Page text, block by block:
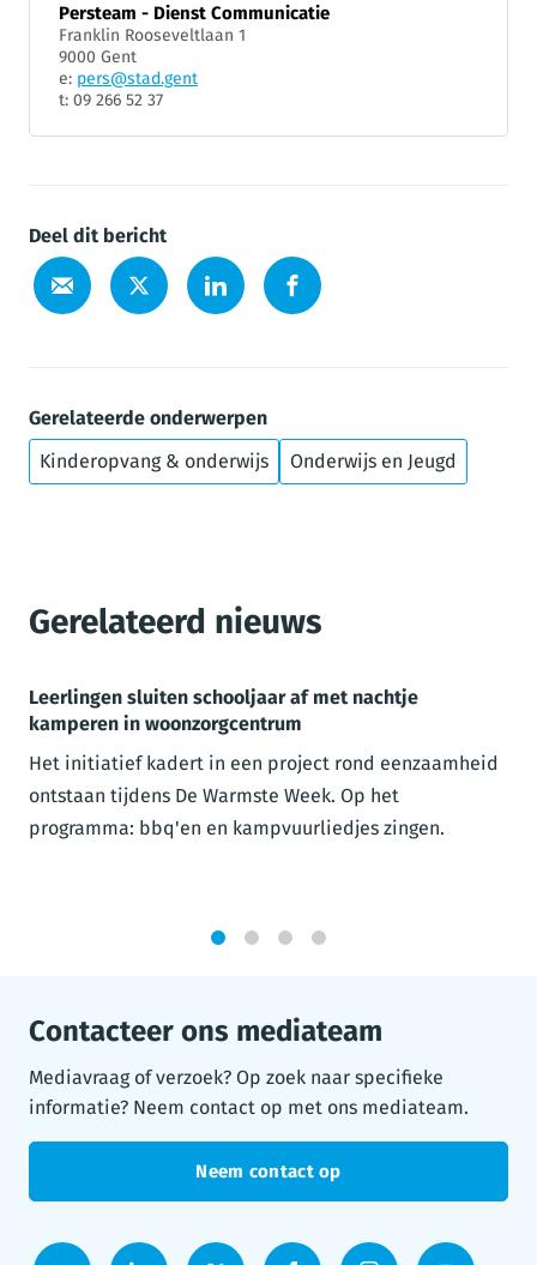
Persteam - Dienst Communicatie
Franklin Rooseveltlaan 1
9000 Gent
e: pers@stad.gent
t: 09 266 52 37
Deel dit bericht
Gerelateerde onderwerpen
Kinderopvang & onderwijs
Onderwijs en Jeugd
Gerelateerd nieuws
Leerlingen sluiten schooljaar af met nachtje
kamperen in woonzorgcentrum
Het initiatief kadert in een project rond eenzaamheid
ontstaan tijdens De Warmste Week. Op het
programma: bbq'en en kampvuurliedjes zingen.
Contacteer ons mediateam
Mediavraag of verzoek? Op zoek naar specifieke
informatie? Neem contact op met ons mediateam.
Neem contact op